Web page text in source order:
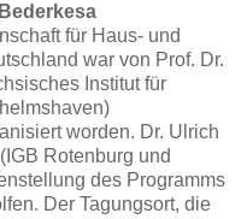
für Haus- und
war von Prof. Dr.
Institut für
worden. Dr. Ulrich
Rotenburg und
des Programms
Der Tagungsort, die